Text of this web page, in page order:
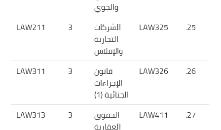
والجوي
25.
LAW325
الشركات
التجارية
والإفلاس
3
LAW211
26.
LAW326
قانون
الإجراءات
الجنائية (1)
3
LAW311
27.
LAW411
الحقوق
العقارية
3
LAW313